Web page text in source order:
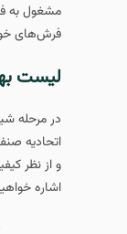
مشغول به
فرش‌های
لیست
در مرحله
اتحادیه
و از نظر
اشاره